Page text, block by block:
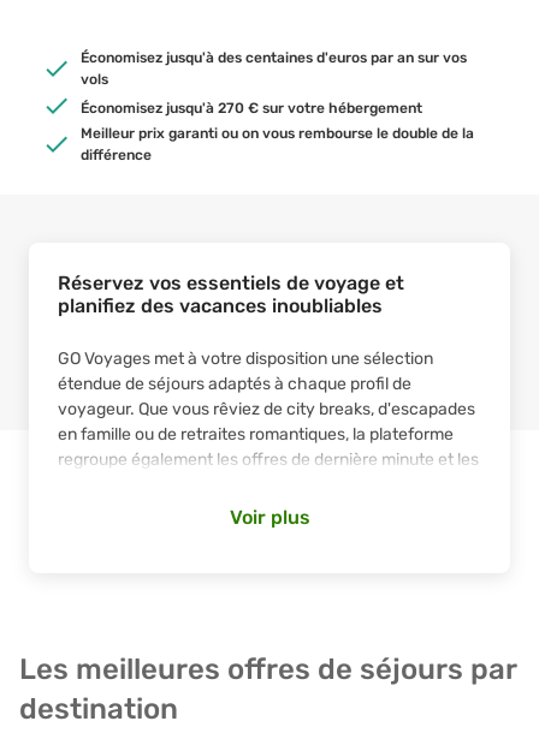
Économisez jusqu'à des centaines d'euros par an sur vos
vols
Économisez jusqu'à 270 € sur votre hébergement
Meilleur prix garanti ou on vous rembourse le double de la
différence
Réservez vos essentiels de voyage et
planifiez des vacances inoubliables
GO Voyages met à votre disposition une sélection
étendue de séjours adaptés à chaque profil de
voyageur. Que vous rêviez decity breaks, d'escapades
en familleou de retraites romantiques, la plateforme
regroupe également les offres de dernière minute et les
ne prend que quelques clics, et les formules
Quelques étapes claires suffisent pour configurer une
réservationVol + Hôtel
Voir plus
Les meilleures offres de séjours par
destination